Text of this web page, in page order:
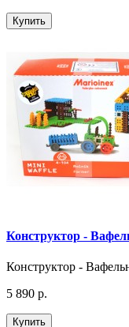
Купить
Конструктор -
Конструктор -
5 890 р.
Купить